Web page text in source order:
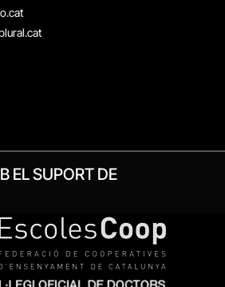
EL SUPORT DE